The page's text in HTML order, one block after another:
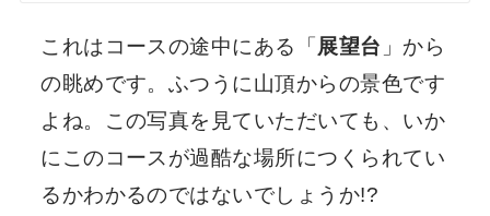
これはコースの途中にある「 展望台 」から
の眺めです。ふつうに山頂からの景色です
よね。この写真を見ていただいても、いか
にこのコースが過酷な場所につくられてい
るかわかるのではないでしょうか!?